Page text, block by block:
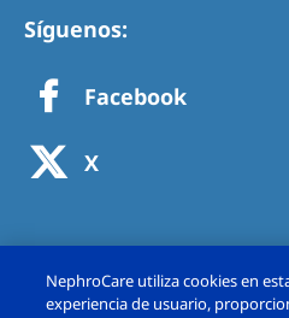
Síguenos:
Facebook
X
NephroCare utiliza cookies en
experiencia de usuario,